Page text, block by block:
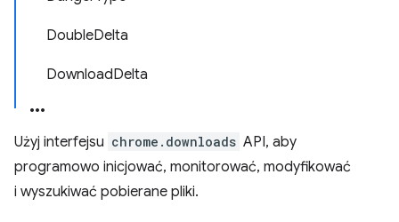
DoubleDelta
DownloadDelta
Użyj interfejsu chrome.downloads API, aby
programowo inicjować, monitorować, modyfikować
i wyszukiwać pobierane pliki.